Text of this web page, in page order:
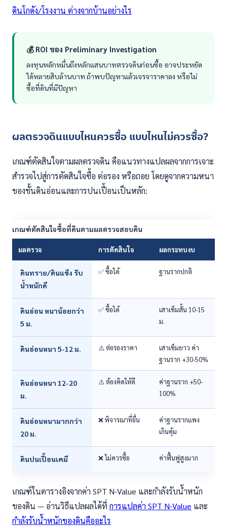
ดินโกดัง/โรงงาน ต่างจากบ้านอย่างไร
💰 ROI ของ Preliminary Investigation
ลงทุนหลักหมื่นถึงหลักแสนบาทตรวจดินก่อนซื้อ อาจประหยัด
ได้หลายสิบล้านบาท ถ้าพบปัญหาแล้วเจรจาราคาลง หรือไม่
ซื้อที่ดินที่มีปัญหา
ผลตรวจดินแบบไหนควรซื้อ แบบไหนไม่ควรซื้อ?
เกณฑ์ตัดสินใจตามผลตรวจดิน คือแนวทางแปลผลจากการเจาะ
สำรวจไปสู่การตัดสินใจซื้อ ต่อรอง หรือถอย โดยดูจากความหนา
ของชั้นดินอ่อนและการปนเปื้อนเป็นหลัก:
เกณฑ์ตัดสินใจซื้อที่ดินตามผลตรวจสอบดิน
ผลตรวจ การตัดสินใจ ผลกระทบงบ
ดินทราย/ดินแข็ง รับ
น้ำหนักดี
✅ ซื้อได้ ฐานรากปกติ
ดินอ่อน หนาน้อยกว่า
5 ม.
✅ ซื้อได้
เสาเข็มสั้น 10-15
ม.
ดินอ่อนหนา 5-12 ม. ⚠️ ต่อรองราคา
เสาเข็มยาว ค่า
ฐานราก +30-50%
ดินอ่อนหนา 12-20
ม.
⚠️ ต้องคิดให้ดี
ค่าฐานราก +50-
100%
ดินอ่อนหนามากกว่า
20 ม.
❌ พิจารณาที่อื่น
ค่าฐานรากแพง
เกินคุ้ม
ดินปนเปื้อนเคมี ❌ ไม่ควรซื้อ ค่าฟื้นฟูสูงมาก
เกณฑ์ในตารางอิงจากค่า SPT N-Value และกำลังรับน้ำหนัก
ของดิน — อ่านวิธีแปลผลได้ที่ การแปลค่า SPT N-Value และ
กำลังรับน้ำหนักของดินคืออะไร